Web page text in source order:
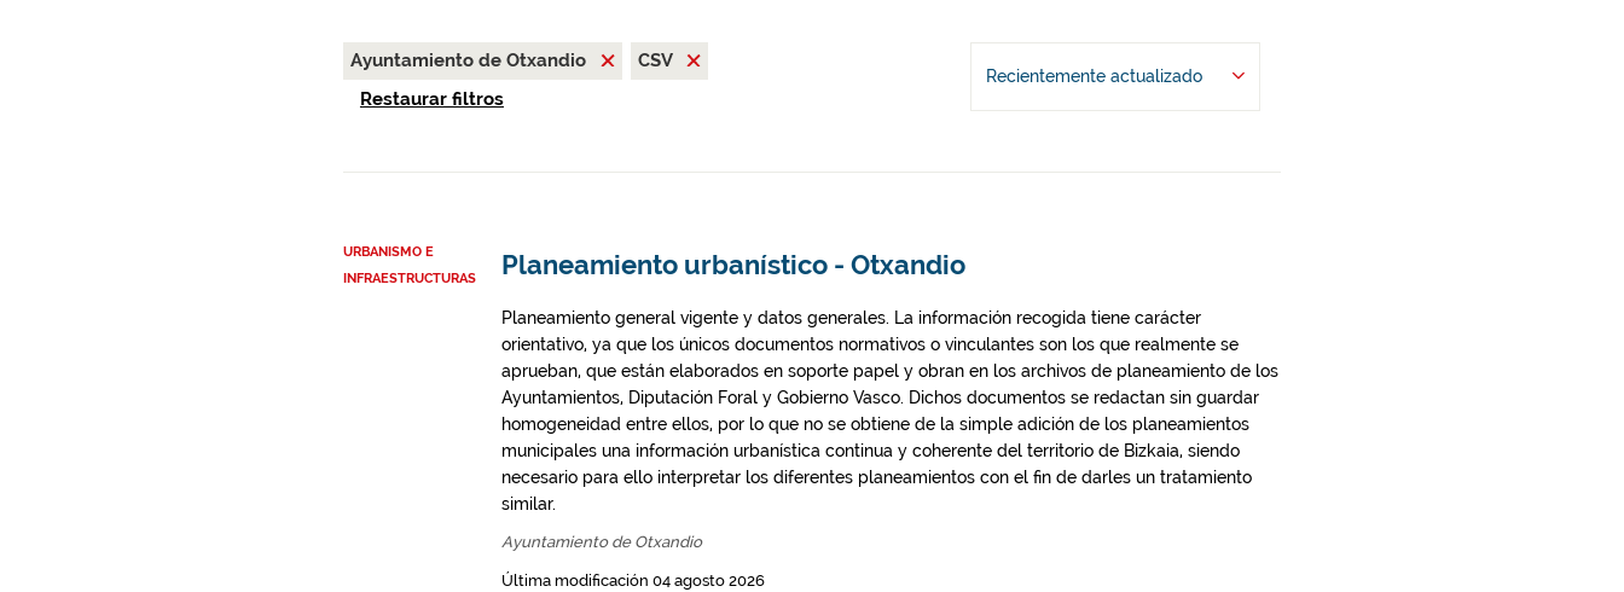
Ayuntamiento de Otxandio
CSV
Restaurar filtros
Recientemente actualizado
URBANISMO E
INFRAESTRUCTURAS
Planeamiento urbanístico - Otxandio
Planeamiento general vigente y datos generales. La información recogida tiene carácter
orientativo, ya que los únicos documentos normativos o vinculantes son los que realmente se
aprueban, que están elaborados en soporte papel y obran en los archivos de planeamiento de los
Ayuntamientos, Diputación Foral y Gobierno Vasco. Dichos documentos se redactan sin guardar
homogeneidad entre ellos, por lo que no se obtiene de la simple adición de los planeamientos
municipales una información urbanística continua y coherente del territorio de Bizkaia, siendo
necesario para ello interpretar los diferentes planeamientos con el fin de darles un tratamiento
similar.
Ayuntamiento de Otxandio
Última modificación 04 agosto 2026